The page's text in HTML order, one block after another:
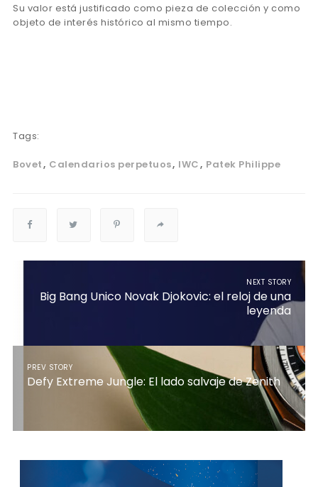
Su valor está justificado como pieza de colección y como
objeto de interés histórico al mismo tiempo.
Tags:
Bovet Calendarios perpetuos IWC Patek Philippe
NEXT STORY
Big Bang Unico Novak Djokovic: el reloj de una
leyenda
PREV STORY
Defy Extreme Jungle: El lado salvaje de Zenith